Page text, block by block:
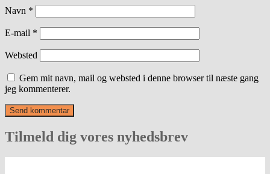
Navn *
E-mail *
Websted
Gem mit navn, mail og websted i denne browser til næste gang
jeg kommenterer.
Tilmeld dig vores nyhedsbrev